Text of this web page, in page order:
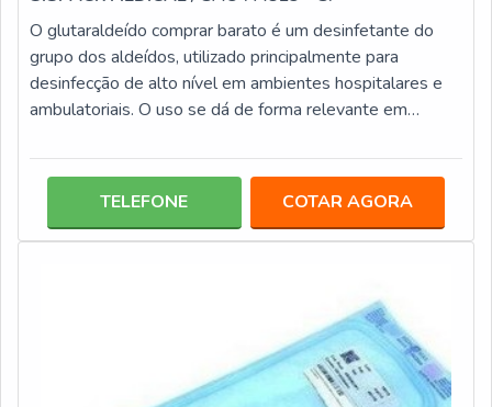
O glutaraldeído comprar barato é um desinfetante do
grupo dos aldeídos, utilizado principalmente para
desinfecção de alto nível em ambientes hospitalares e
ambulatoriais. O uso se dá de forma relevante em
não sendo recomendada a utilização por
QUALIDADEO produto se apresenta pronto para o uso,
quando usualmente o uso se dá também aplicações
TELEFONE COTAR AGORA